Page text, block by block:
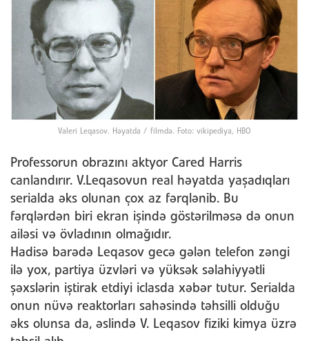
Valeri Leqasov. Həyatda / filmdə. Foto: vikipediya, HBO
Professorun obrazını aktyor Cared Harris
canlandırır. V.Leqasovun real həyatda yaşadıqları
serialda əks olunan çox az fərqlənib. Bu
fərqlərdən biri ekran işində göstərilməsə də onun
ailəsi və övladının olmağıdır.
Hadisə barədə Leqasov gecə gələn telefon zəngi
ilə yox, partiya üzvləri və yüksək səlahiyyətli
şəxslərin iştirak etdiyi iclasda xəbər tutur. Serialda
onun nüvə reaktorları sahəsində təhsilli olduğu
əks olunsa da, əslində V. Leqasov fiziki kimya üzrə